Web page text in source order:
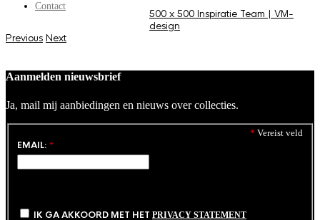
Contact
500 x 500 Inspiratie Team | VM-
design
Previous Next
Aanmelden nieuwsbrief
Ja, mail mij aanbiedingen en nieuws over collecties.
* Vereist veld
EMAIL: *
IK GA AKKOORD MET HET PRIVACY STATEMENT